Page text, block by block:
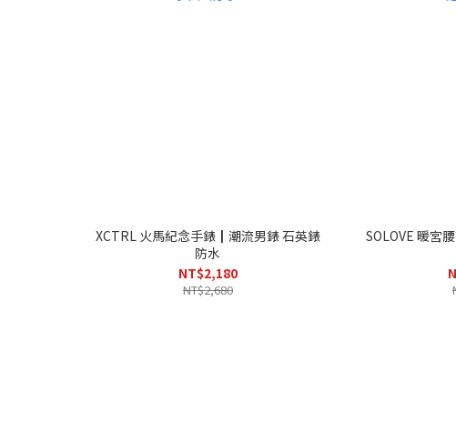
XCTRL 火馬紀念手錶┃潮流男錶 石英錶
防水
NT$2,180
NT$2,680
SOLOVE 暖宮